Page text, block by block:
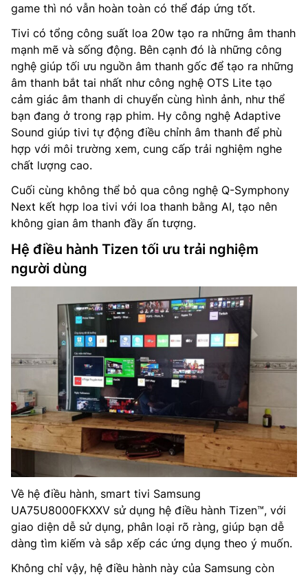
game thì nó vẫn hoàn toàn có thể đáp ứng tốt.
Tivi có tổng công suất loa 20w tạo ra những âm thanh
mạnh mẽ và sống động. Bên cạnh đó là những công
nghệ giúp tối ưu nguồn âm thanh gốc để tạo ra những
âm thanh bắt tai nhất như công nghệ OTS Lite tạo
cảm giác âm thanh di chuyển cùng hình ảnh, như thể
bạn đang ở trong rạp phim. Hy công nghệ Adaptive
Sound giúp tivi tự động điều chỉnh âm thanh để phù
hợp với môi trường xem, cung cấp trải nghiệm nghe
chất lượng cao.
Cuối cùng không thể bỏ qua công nghệ Q-Symphony
Next kết hợp loa tivi với loa thanh bằng AI, tạo nên
không gian âm thanh đầy ấn tượng.
Hệ điều hành Tizen tối ưu trải nghiệm
người dùng
Về hệ điều hành, smart tivi Samsung
UA75U8000FKXXV sử dụng hệ điều hành Tizen™, với
giao diện dễ sử dụng, phân loại rõ ràng, giúp bạn dễ
dàng tìm kiếm và sắp xếp các ứng dụng theo ý muốn.
Không chỉ vậy, hệ điều hành này của Samsung còn